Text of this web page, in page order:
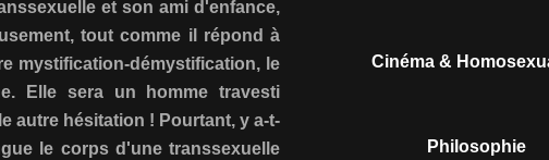
et son ami d'enfance,
tout comme il répond à
mystification-démystification, le
Elle sera un homme travesti
autre hésitation ! Pourtant, y a-t-
le corps d'une transsexuelle
Cinéma &
Philosophie